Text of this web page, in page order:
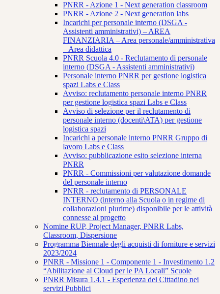
PNRR - Azione 1 - Next generation classroom
PNRR - Azione 2 - Next generation labs
Incarichi per personale interno (DSGA -
Assistenti amministrativi) – AREA
FINANZIARIA – Area personale/amministrativa
– Area didattica
PNRR Scuola 4.0 - Reclutamento di personale
interno (DSGA - Assistenti amministrativi)
Personale interno PNRR per gestione logistica
spazi Labs e Class
Avviso: reclutamento personale interno PNRR
per gestione logistica spazi Labs e Class
Avviso di selezione per il reclutamento di
personale interno (docenti\ATA) per gestione
logistica spazi
Incarichi a personale interno PNRR Gruppo di
lavoro Labs e Class
Avviso: pubblicazione esito selezione interna
PNRR
PNRR - Commissioni per valutazione domande
del personale interno
PNRR - reclutamento di PERSONALE
INTERNO (interno alla Scuola o in regime di
collaborazioni plurime) disponibile per le attività
connesse al progetto
Nomine RUP, Project Manager, PNRR Labs,
Classroom, Dispersione
Programma Biennale degli acquisti di forniture e servizi
2023/2024
PNRR - Missione 1 - Componente 1 - Investimento 1.2
“Abilitazione al Cloud per le PA Locali” Scuole
PNRR Misura 1.4.1 - Esperienza del Cittadino nei
servizi Pubblici